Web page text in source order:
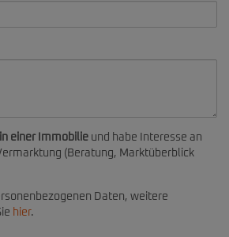
einer Immobilie und habe Interesse an
(Beratung, Marktüberblick
Daten, weitere
hier.